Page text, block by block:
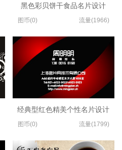
黑色彩贝饼干食品名片设计
图币(0) 流量(1966)
经典型红色精美个性名片设计
图币(0) 流量(1799)